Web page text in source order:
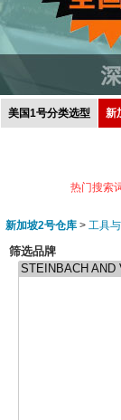
美国1号分类选型 新
热门搜索
新加坡2号仓库 > 工具
筛选品牌